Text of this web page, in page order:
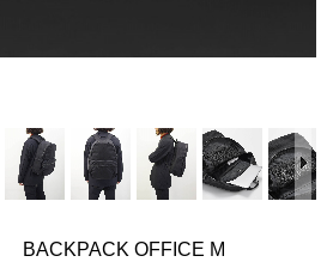
OFFICE M